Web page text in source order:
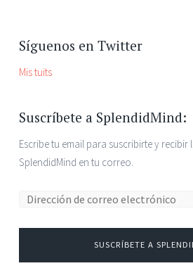
Síguenos en Twitter
Mis tuits
Suscríbete a SplendidMind:
Escribe tu email para suscribirte y recibir
SplendidMind en tu correo.
Dirección de correo electrónico:
SUSCRÍBETE A